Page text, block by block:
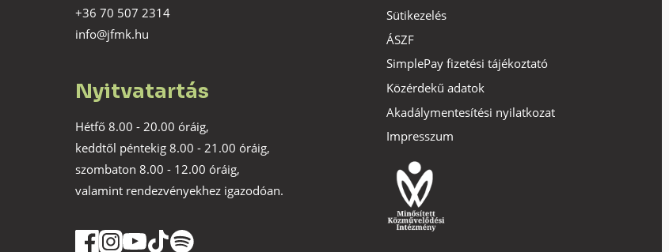
+36 70 507 2314
info@jfmk.hu
Nyitvatartás
Hétfő 8.00 - 20.00 óráig,
keddtől péntekig 8.00 - 21.00 óráig,
szombaton 8.00 - 12.00 óráig,
valamint rendezvényekhez igazodóan.
Sütikezelés
ÁSZF
SimplePay fizetési tájékoztató
Közérdekű adatok
Akadálymentesítési nyilatkozat
Impresszum